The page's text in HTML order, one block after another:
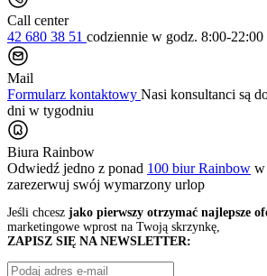
Call center
42 680 38 51 codziennie w godz. 8:00-22:00
Mail
Formularz kontaktowy Nasi konsultanci są
dni w tygodniu
Biura Rainbow
Odwiedź jedno z ponad 100 biur Rainbow w
zarezerwuj swój wymarzony urlop
Jeśli chcesz jako pierwszy otrzymać najlepsze
marketingowe wprost na Twoją skrzynkę,
ZAPISZ SIĘ NA NEWSLETTER: